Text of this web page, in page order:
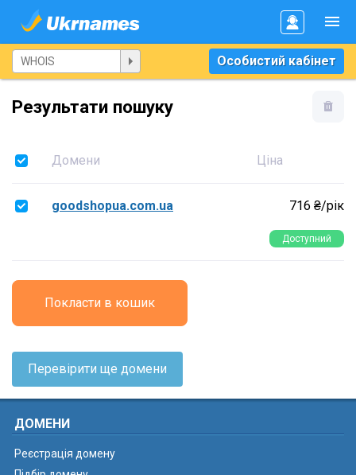
Особистий кабінет
Результати пошуку
Домени Ціна
goodshopua.com.ua 716 ₴/рік
Доступний
Покласти в кошик
Перевірити ще домени
ДОМЕНИ
Реєстрація домену